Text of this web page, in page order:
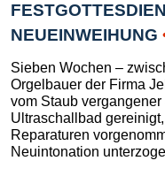
NEUEINWEIHUNG
Sieben Wochen –
Orgelbauer der Firma
vom Staub
Ultraschallbad
Reparaturen
Neuintonation